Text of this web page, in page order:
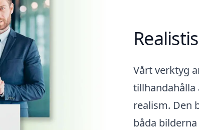
Vårt verktyg
realism. Den
båda